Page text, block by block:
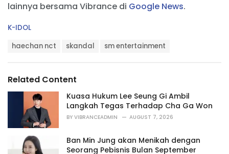
lainnya bersama Vibrance di Google News.
C
r
i
K-IDOL
:
haechan nct skandal sm entertainment
Related Content
Kuasa Hukum Lee Seung Gi Ambil
Langkah Tegas Terhadap Cha Ga Won
BY VIBRANCEADMIN AUGUST 7, 2026
Ban Min Jung akan Menikah dengan
Seorang Pebisnis Bulan September